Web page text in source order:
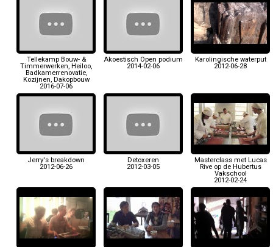
Tellekamp Bouw- &
Timmerwerken, Heiloo,
Badkamerrenovatie,
Kozijnen, Dakopbouw
2016-07-06
Akoestisch Open podium
2014-02-06
Karolingische waterput
2012-06-28
Jerry's breakdown
2012-06-26
Detoxeren
2012-03-05
Masterclass met Lucas
Rive op de Hubertus
Vakschool
2012-02-24